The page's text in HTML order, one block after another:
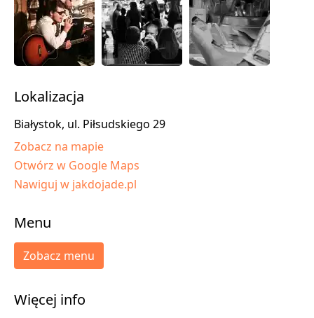
Lokalizacja
Białystok, ul. Piłsudskiego 29
Zobacz na mapie
Otwórz w Google Maps
Nawiguj w jakdojade.pl
Menu
Zobacz menu
Więcej info